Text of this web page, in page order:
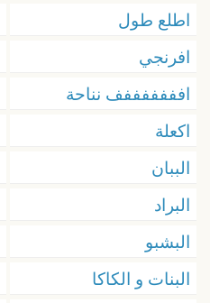
اطلع طول
افرنجي
افففففففف نناحة
اكعلة
الببان
البراد
البشبو
البنات و الكاكا